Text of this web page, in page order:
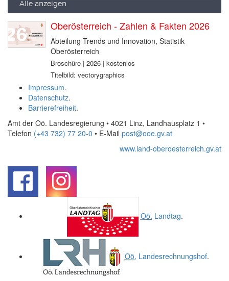
Alle anzeigen
Oberösterreich - Zahlen & Fakten 2026
Abteilung Trends und Innovation, Statistik
Oberösterreich
Broschüre | 2026 | kostenlos
Titelbild: vectorygraphics
Impressum.
Datenschutz.
Barrierefreiheit.
Amt der Oö. Landesregierung • 4021 Linz, Landhausplatz 1 •
Telefon (+43 732) 77 20-0 • E-Mail post@ooe.gv.at
www.land-oberoesterreich.gv.at
Oö. Landtag.
Oö. Landesrechnungshof.